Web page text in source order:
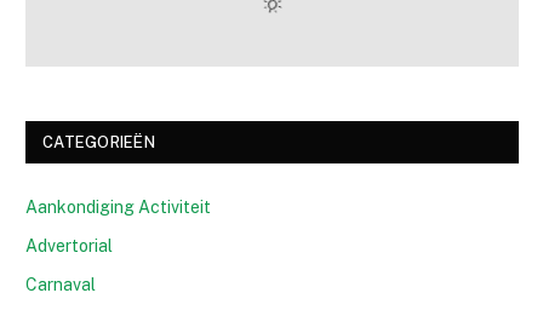
CATEGORIEËN
Aankondiging Activiteit
Advertorial
Carnaval